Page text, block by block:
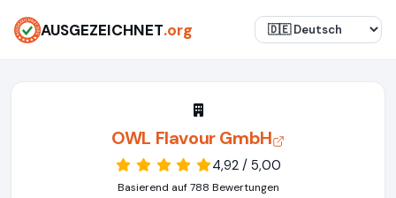
AUSGEZEICHNET.org
OWL Flavour GmbH
4,92 / 5,00
Basierend auf 788 Bewertungen